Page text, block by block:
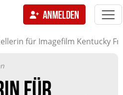
ANMELDEN
für Imagefilm Kentucky
FÜR